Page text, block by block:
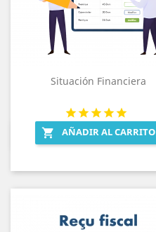
Situación Financiera
 AÑADIR AL CARRITO
Vista rápida